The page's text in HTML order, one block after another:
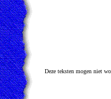
Deze teksten mogen niet